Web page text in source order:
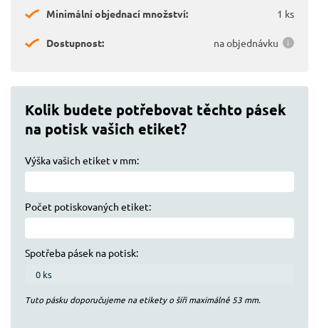
Minimální objednací množství: 1 ks
Dostupnost: na objednávku
Kolik budete potřebovat těchto pásek
na potisk vašich etiket?
Výška vašich etiket v mm:
Počet potiskovaných etiket:
Spotřeba pásek na potisk:
Tuto pásku doporučujeme na etikety o šíři maximálně 53 mm.